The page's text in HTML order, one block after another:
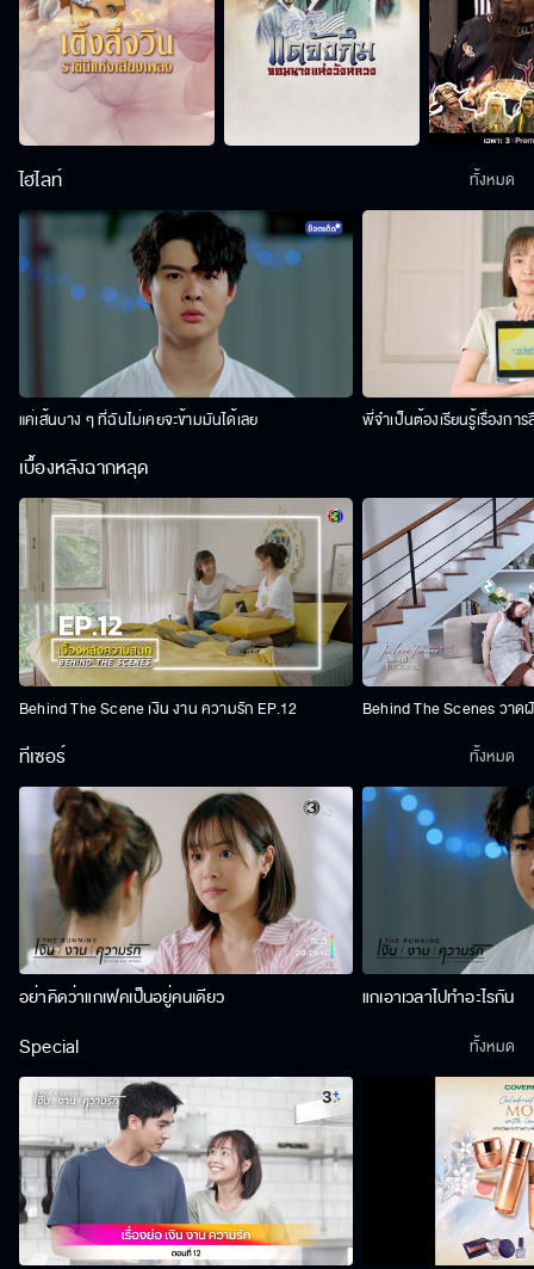
ไฮไลท์
แค่เส้นบาง ๆ ที่ฉันไม่เคยจะข้ามมันได้เลย พี่จำเป็นต้องเรียนรู้เรื่องการ
ทั้งหมด
เบื้องหลังฉากหลุด
Behind The Scene เงิน งาน ความรัก EP.12 Behind The Scenes วาด
ทีเซอร์
อย่าคิดว่าแกเฟคเป็นอยู่คนเดียว แกเอาเวลาไปทำอะไรกัน
ทั้งหมด
Special ทั้งหมด